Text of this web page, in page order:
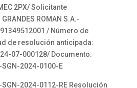
2PX/ Solicitante
GRANDES ROMAN S.A.-
/ Número de
de resolución anticipada:
07-000128/ Documento:
SGN-2024-0100-E
SGN-2024-0112-RE Resolución